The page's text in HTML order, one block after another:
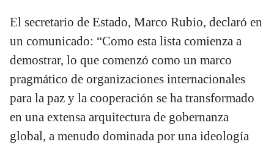
El secretario de Estado, Marco Rubio, declaró en
un comunicado: “Como esta lista comienza a
demostrar, lo que comenzó como un marco
pragmático de organizaciones internacionales
para la paz y la cooperación se ha transformado
en una extensa arquitectura de gobernanza
global, a menudo dominada por una ideología